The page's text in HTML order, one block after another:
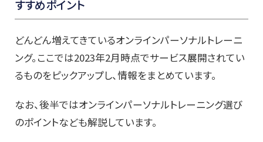
すすめポイント
どんどん増えてきているオンラインパーソナルトレーニ
ング。ここでは2023年2月時点でサービス展開されてい
るものをピックアップし、情報をまとめています。
なお、後半ではオンラインパーソナルトレーニング選び
のポイントなども解説しています。